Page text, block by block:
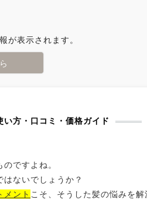
が表示されます。
方・口コミ・価格ガイド
ですよね。
ないでしょうか？
メント こそ、そうした髪の悩みを